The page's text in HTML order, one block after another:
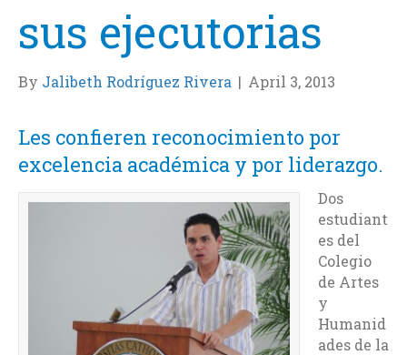
sus ejecutorias
By Jalibeth Rodríguez Rivera | April 3, 2013
Les confieren reconocimiento por
excelencia académica y por liderazgo.
Dos
estudiant
es del
Colegio
de Artes
y
Humanid
ades de la